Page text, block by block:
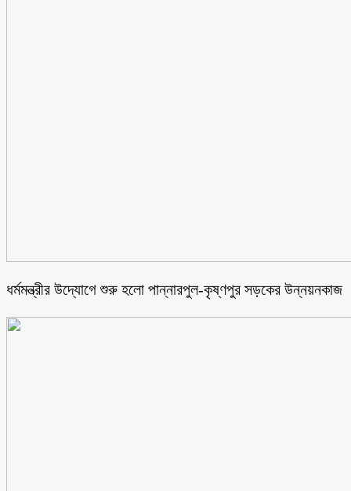
ধর্মমন্ত্রীর উদ্যোগে শুরু হলো পান্নারপুল-কৃষ্ণপুর সড়কের উন্নয়নকাজ